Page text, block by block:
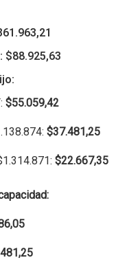
$88.925,63
$55.059,42
$37.481,25
$22.667,35